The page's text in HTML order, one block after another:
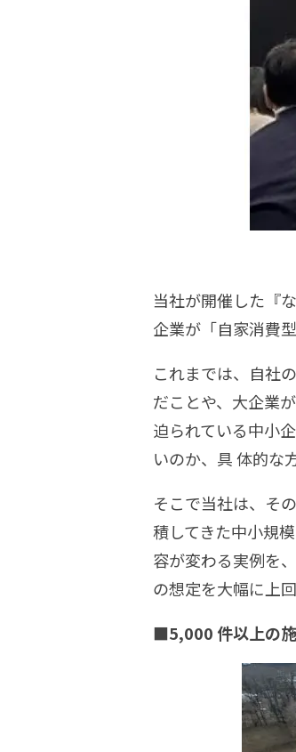
当社が開催した『
企業が「自家消費
これまでは、自社
だことや、大企業
迫られている中小
いのか、具 体的な
そこで当社は、そ
積してきた中小規
容が変わる実例を
の想定を大幅に上
■5,000 件以上の